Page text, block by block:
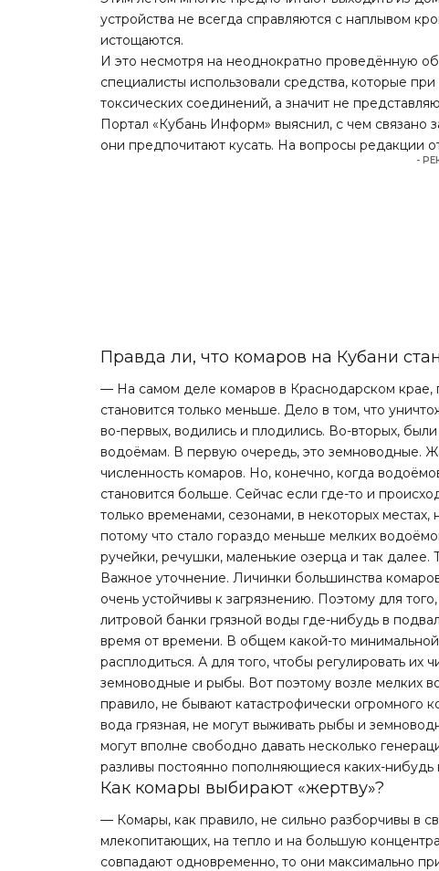
устройства не всегда справляются с наплывом
истощаются.
И это несмотря на неоднократно проведённую
специалисты использовали средства, которые
токсических соединений, а значит не
Портал «Кубань Информ» выяснил, с чем связано
они предпочитают кусать. На вопросы редакции
-
Правда ли, что комаров на Кубани
— На самом деле комаров в Краснодарском крае,
становится только меньше. Дело в том, что
во-первых, водились и плодились. Во-вторых,
водоёмам. В первую очередь, это земноводные.
численность комаров. Но, конечно, когда
становится больше. Сейчас если где-то и
только временами, сезонами, в некоторых
потому что стало гораздо меньше мелких
ручейки, речушки, маленькие озерца и так далее.
Важное уточнение. Личинки большинства
очень устойчивы к загрязнению. Поэтому для
литровой банки грязной воды где-нибудь в
время от времени. В общем какой-то
расплодиться. А для того, чтобы регулировать
земноводные и рыбы. Вот поэтому возле мелких
правило, не бывают катастрофически огромного
вода грязная, не могут выживать рыбы и
могут вполне свободно давать несколько
разливы постоянно пополняющиеся каких-нибудь
Как комары выбирают «жертву»?
— Комары, как правило, не сильно разборчивы в
млекопитающих, на тепло и на большую
совпадают одновременно, то они максимально